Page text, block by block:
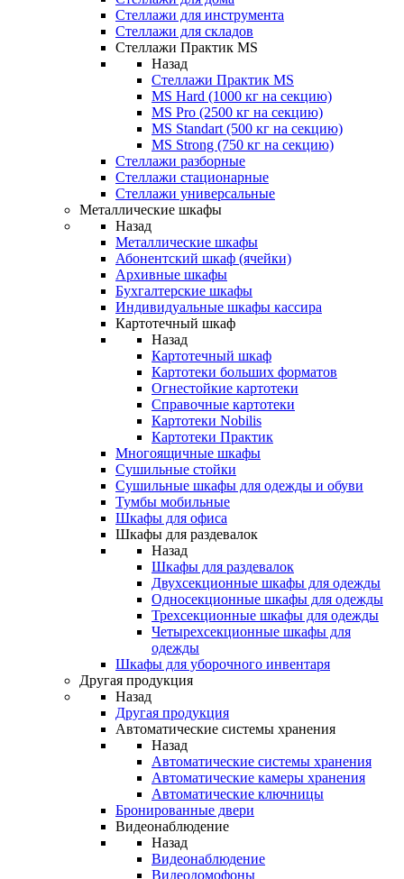
Стеллажи для инструмента
Стеллажи для складов
Стеллажи Практик MS
Назад
Стеллажи Практик MS
MS Hard (1000 кг на секцию)
MS Pro (2500 кг на секцию)
MS Standart (500 кг на секцию)
MS Strong (750 кг на секцию)
Стеллажи разборные
Стеллажи стационарные
Стеллажи универсальные
Металлические шкафы
Назад
Металлические шкафы
Абонентский шкаф (ячейки)
Архивные шкафы
Бухгалтерские шкафы
Индивидуальные шкафы кассира
Картотечный шкаф
Назад
Картотечный шкаф
Картотеки больших форматов
Огнестойкие картотеки
Справочные картотеки
Картотеки Nobilis
Картотеки Практик
Многоящичные шкафы
Сушильные стойки
Сушильные шкафы для одежды и обуви
Тумбы мобильные
Шкафы для офиса
Шкафы для раздевалок
Назад
Шкафы для раздевалок
Двухсекционные шкафы для одежды
Односекционные шкафы для одежды
Трехсекционные шкафы для одежды
Четырехсекционные шкафы для
одежды
Шкафы для уборочного инвентаря
Другая продукция
Назад
Другая продукция
Автоматические системы хранения
Назад
Автоматические системы хранения
Автоматические камеры хранения
Автоматические ключницы
Бронированные двери
Видеонаблюдение
Назад
Видеонаблюдение
Видеодомофоны